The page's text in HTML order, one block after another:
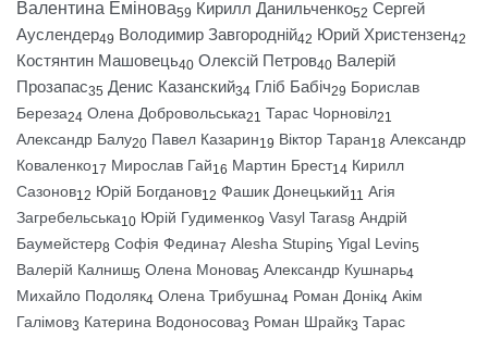
Валентина Емінова59 Кирилл Данильченко52 Сергей
Ауслендер49 Володимир Завгородній42 Юрий Христензен42
Костянтин Машовець40 Олексій Петров40 Валерій
Прозапас35 Денис Казанский34 Гліб Бабіч29 Борислав
Береза24 Олена Добровольська21 Тарас Чорновіл21
Александр Балу20 Павел Казарин19 Віктор Таран18 Александр
Коваленко17 Мирослав Гай16 Мартин Брест14 Кирилл
Сазонов12 Юрій Богданов12 Фашик Донецький11 Агія
Загребельська10 Юрій Гудименко9 Vasyl Taras8 Андрій
Баумейстер8 Софія Федина7 Alesha Stupin5 Yigal Levin5
Валерій Калниш5 Олена Монова5 Александр Кушнарь4
Михайло Подоляк4 Олена Трибушна4 Роман Донік4 Акім
Галімов3 Катерина Водоносова3 Роман Шрайк3 Тарас